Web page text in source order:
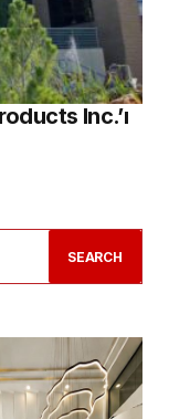
Inc.’ı
SEARCH